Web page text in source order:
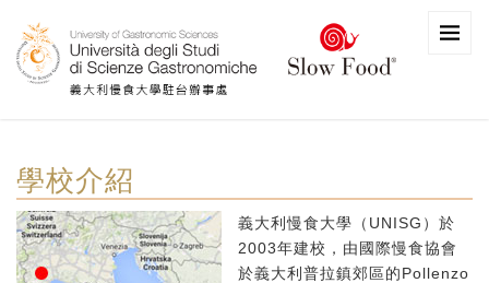
學校介紹
義大利慢食大學（UNISG）於
2003年建校，由國際慢食協會
於義大利普拉鎮郊區的Pollenzo